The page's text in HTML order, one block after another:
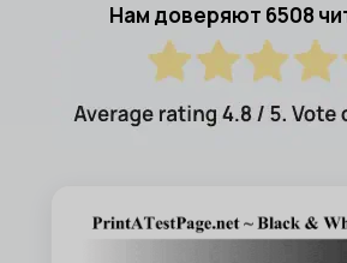
Нам доверяют 6508